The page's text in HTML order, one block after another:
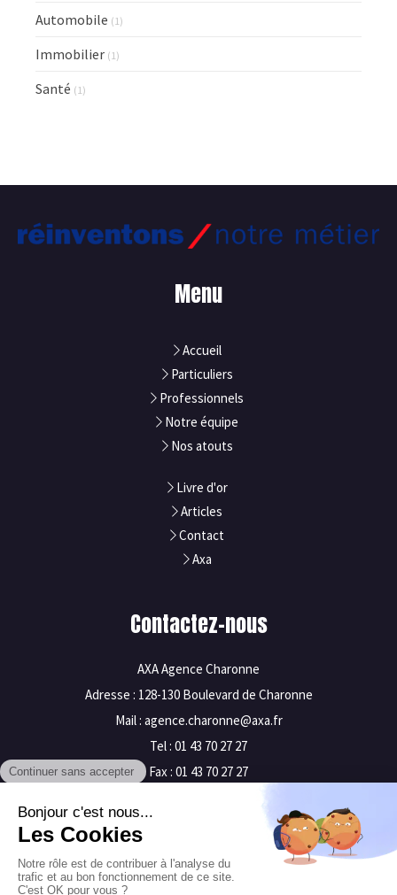
Automobile (1)
Immobilier (1)
Santé (1)
Menu
Accueil
Particuliers
Professionnels
Notre équipe
Nos atouts
Livre d'or
Articles
Contact
Axa
Contactez-nous
AXA Agence Charonne
Adresse : 128-130 Boulevard de Charonne
Mail : agence.charonne@axa.fr
Tel : 01 43 70 27 27
Fax : 01 43 70 27 27
Mentions légales